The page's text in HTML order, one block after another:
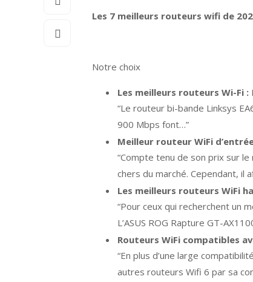
Les 7 meilleurs routeurs wifi de
Notre choix
Les meilleurs routeurs Wi-Fi :
“Le routeur bi-bande Linksys
900 Mbps font…”
Meilleur routeur WiFi
“Compte tenu de son prix sur
chers du marché. Cependant, il
Les meilleurs routeurs WiFi
“Pour ceux qui recherchent un
L’ASUS ROG Rapture GT-
Routeurs WiFi compatibles
“En plus d’une large
autres routeurs Wifi 6 par sa